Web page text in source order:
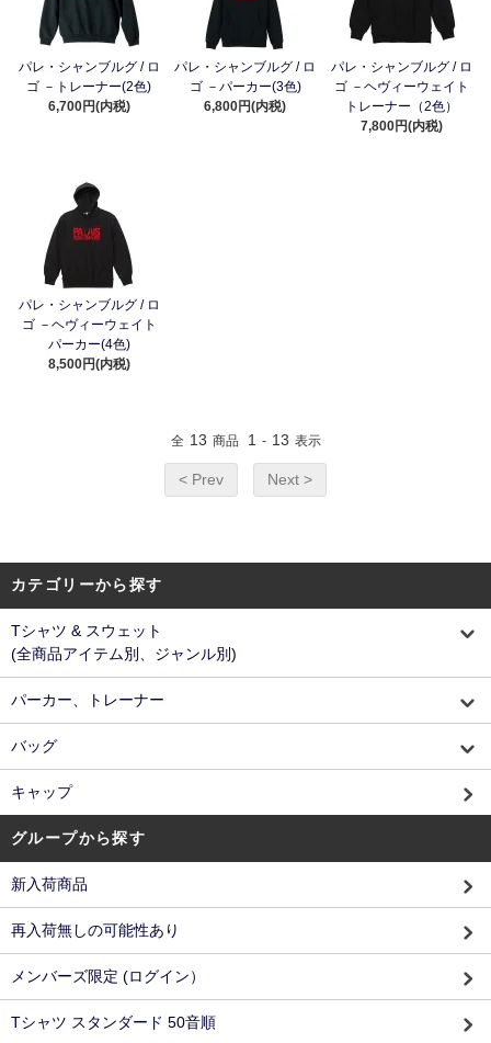
パレ・シャンブルグ / ロ
ゴ －トレーナー(2色)
6,700円(内税)
パレ・シャンブルグ / ロ
ゴ －パーカー(3色)
6,800円(内税)
パレ・シャンブルグ / ロ
ゴ －ヘヴィーウェイト
トレーナー（2色）
7,800円(内税)
パレ・シャンブルグ / ロ
ゴ －ヘヴィーウェイト
パーカー(4色)
8,500円(内税)
全 13 商品 1 - 13 表示
< Prev Next >
カテゴリーから探す
Tシャツ & スウェット
(全商品アイテム別、ジャンル別)
パーカー、トレーナー
バッグ
キャップ
グループから探す
新入荷商品
再入荷無しの可能性あり
メンバーズ限定 (ログイン）
Tシャツ スタンダード 50音順